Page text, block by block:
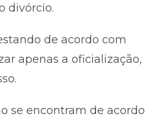
divórcio.
de acordo com
apenas a oficialização,
se encontram de acordo